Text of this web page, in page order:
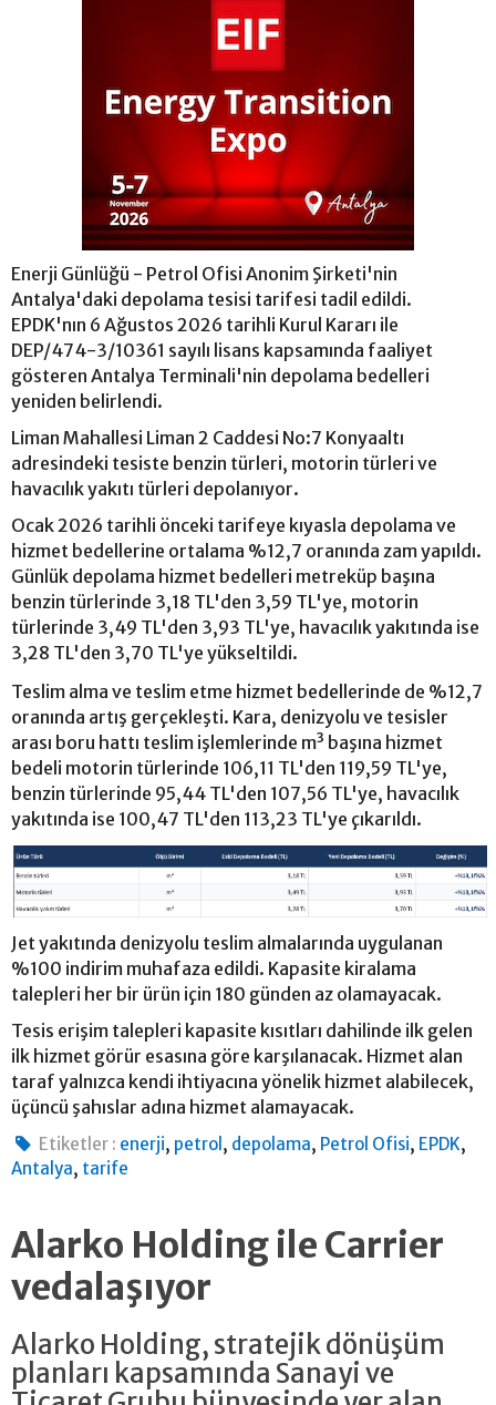
Enerji Günlüğü - Petrol Ofisi Anonim Şirketi'nin
Antalya'daki depolama tesisi tarifesi tadil edildi.
EPDK'nın 6 Ağustos 2026 tarihli Kurul Kararı ile
DEP/474-3/10361 sayılı lisans kapsamında faaliyet
gösteren Antalya Terminali'nin depolama bedelleri
yeniden belirlendi.
Liman Mahallesi Liman 2 Caddesi No:7 Konyaaltı
adresindeki tesiste benzin türleri, motorin türleri ve
havacılık yakıtı türleri depolanıyor.
Ocak 2026 tarihli önceki tarifeye kıyasla depolama ve
hizmet bedellerine ortalama %12,7 oranında zam yapıldı.
Günlük depolama hizmet bedelleri metreküp başına
benzin türlerinde 3,18 TL'den 3,59 TL'ye, motorin
türlerinde 3,49 TL'den 3,93 TL'ye, havacılık yakıtında ise
3,28 TL'den 3,70 TL'ye yükseltildi.
Teslim alma ve teslim etme hizmet bedellerinde de %12,7
oranında artış gerçekleşti. Kara, denizyolu ve tesisler
arası boru hattı teslim işlemlerinde m³ başına hizmet
bedeli motorin türlerinde 106,11 TL'den 119,59 TL'ye,
benzin türlerinde 95,44 TL'den 107,56 TL'ye, havacılık
yakıtında ise 100,47 TL'den 113,23 TL'ye çıkarıldı.
Jet yakıtında denizyolu teslim almalarında uygulanan
%100 indirim muhafaza edildi. Kapasite kiralama
talepleri her bir ürün için 180 günden az olamayacak.
Tesis erişim talepleri kapasite kısıtları dahilinde ilk gelen
ilk hizmet görür esasına göre karşılanacak. Hizmet alan
taraf yalnızca kendi ihtiyacına yönelik hizmet alabilecek,
üçüncü şahıslar adına hizmet alamayacak.
Etiketler : enerji, petrol , depolama, Petrol Ofisi, EPDK,
Antalya, tarife
Alarko Holding ile Carrier
vedalaşıyor
Alarko Holding, stratejik dönüşüm
planları kapsamında Sanayi ve